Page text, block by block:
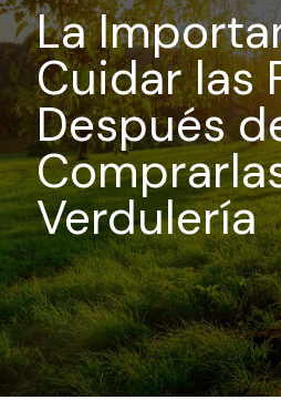
La
Cuidar las
Después
Verdulería